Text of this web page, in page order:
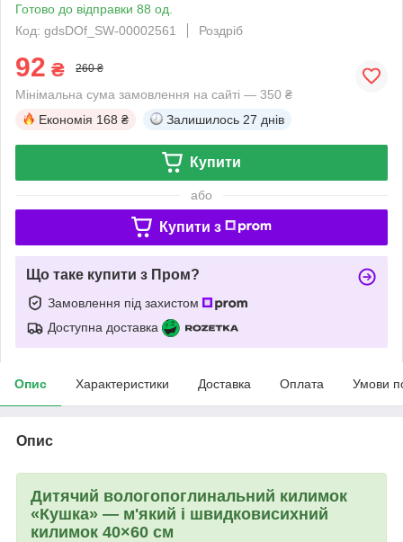
Готово до відправки 88 од.
Код: gdsDOf_SW-00002561
Роздріб
92 ₴ 260 ₴
Мінімальна сума замовлення на сайті — 350 ₴
Економія 168 ₴ Залишилось 27 днів
Купити
або
Купити з
Що таке купити з Пром?
Замовлення під захистом
Доступна доставка
Опис Характеристики Доставка Оплата Умови
Опис
Дитячий вологопоглинальний килимок
«Кушка» — м'який і швидковисихний
килимок 40×60 см